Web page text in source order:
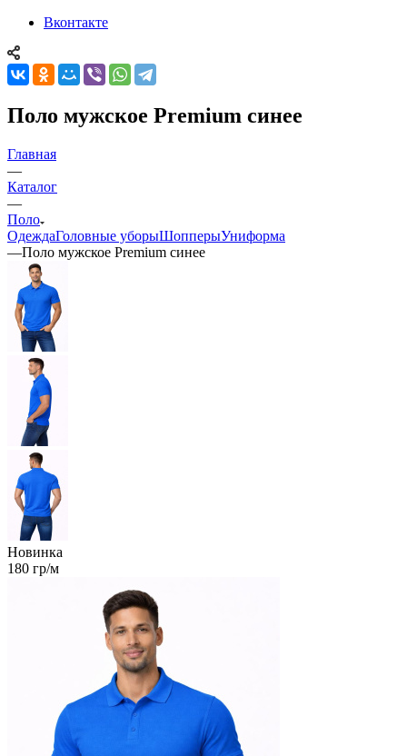
Вконтакте
Поло мужское Premium синее
Главная
—
Каталог
—
Поло
ОдеждаГоловные уборыШопперыУниформа
—Поло мужское Premium синее
Новинка
180 гр/м